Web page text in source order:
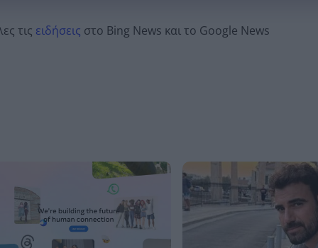
τις ειδήσεις στο Bing News και το Google News